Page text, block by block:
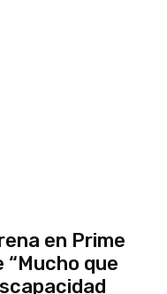
en Prime
“Mucho que